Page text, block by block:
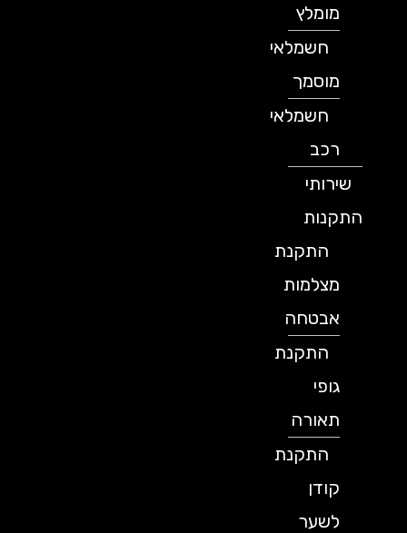
מומלץ
חשמלאי
מוסמך
חשמלאי
שירותי
התקנות
התקנת
מצלמות
אבטחה
התקנת
תאורה
התקנת
לשער